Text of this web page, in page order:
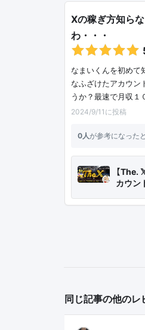
Xの稼ぎ方知ら
わ・・・
なまいくんを初めて
なふざけたアカウン
うか？最速で月収
2024/9/11に投稿
0人が参考になった
【The.
カウン
同じ記事の他のレ